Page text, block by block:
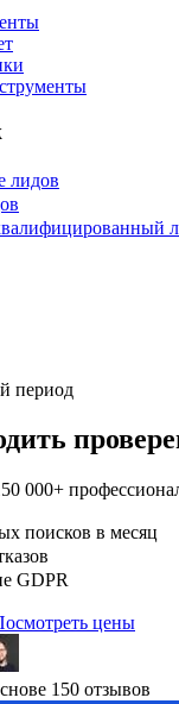
лидов
период
000+
поисков в месяц
GDPR
цены
150 отзывов